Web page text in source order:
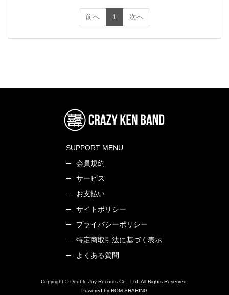
前へ 1 (current)
次へ
SUPPORT MENU
会員規約
サービス
お支払い
サイトポリシー
プライバシーポリシー
特定商取引法に基づく表示
よくある質問
Copyright © Double Joy Records Co., Ltd. All Rights Reserved.
Powered by ROM SHARING